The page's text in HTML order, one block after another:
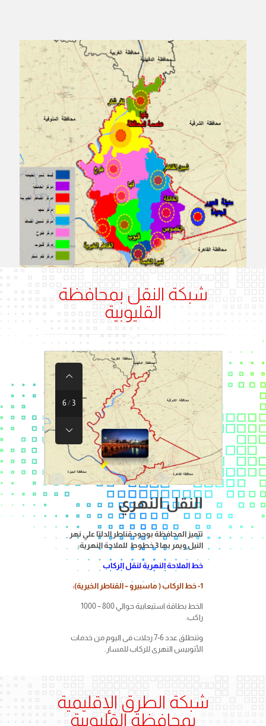
شبكة النقل بمحافظة
القليوبية
النقل النهري
تتميز المحافظة بوجود قناطر الدلتا علي نهر
النيلويمر بها3 خطوط للملاحة النهرية:
خط الملاحة النهرية لنقل الركاب
1- خط الركاب ( ماسبيرو – القناطر الخيرية):
الخط بطاقة استيعابية حوالي 800 – 1000
راكب.
وتنطلق عدد 6-7 رحلات فى اليوم من خدمات
الأتوبيس النهرى للركاب للمسار.
3
/
6
شبكة الطرق الإقليمية
بمحافظة القليوبية